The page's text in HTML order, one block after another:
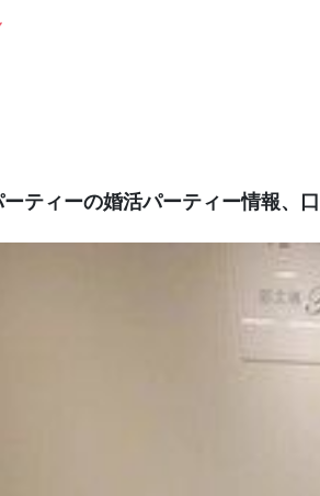
プ
ティーの婚活パーティー情報、